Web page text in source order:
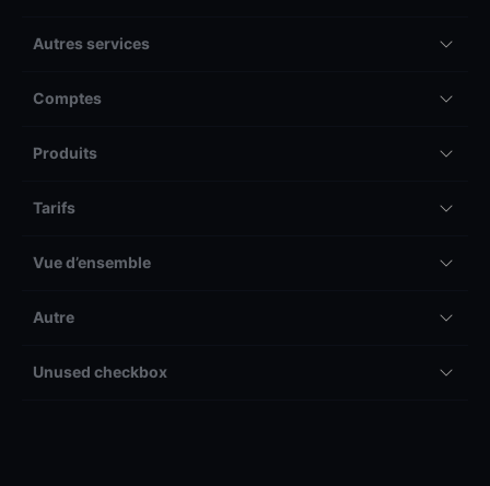
Autres services
Comptes
Produits
Tarifs
Vue d’ensemble
Autre
Unused checkbox